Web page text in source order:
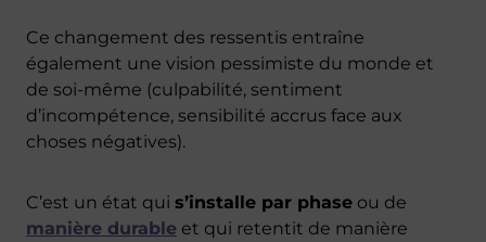
Ce changement des ressentis entraîne
également une vision pessimiste du monde et
de soi-même (culpabilité, sentiment
d’incompétence, sensibilité accrus face aux
choses négatives).
C’est un état qui s’installe par phase ou de
manière durable et qui retentit de manière